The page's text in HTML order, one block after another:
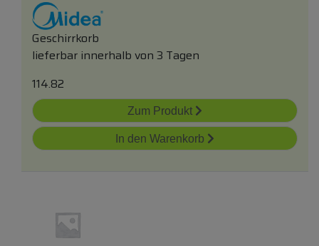
Geschirrkorb
lieferbar innerhalb von 3 Tagen
114.82
Zum Produkt
In den Warenkorb